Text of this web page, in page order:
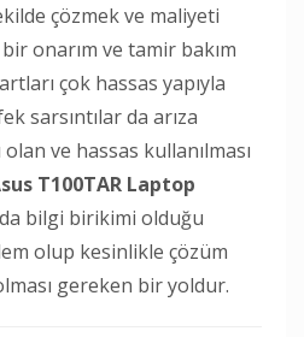
çözmek ve maliyeti
onarım ve tamir bakım
çok hassas yapıyla
sarsıntılar da arıza
ve hassas kullanılması
T100TAR Laptop
bilgi birikimi olduğu
olup kesinlikle çözüm
gereken bir yoldur.